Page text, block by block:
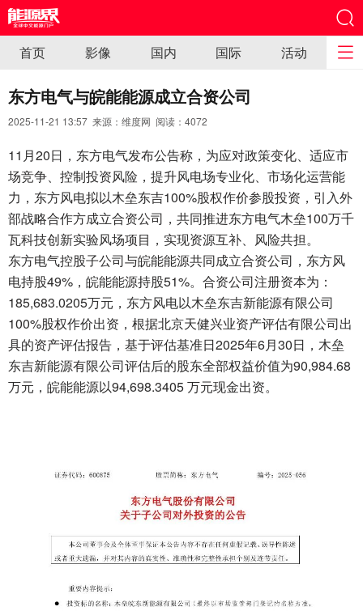
首页 影像 国内 国际 活动
东方电气与皖能能源成立合资公司
2025-11-21 13:57 来源：维度网 阅读： 4072
11月20日，东方电气发布公告称，为应对政策变化、适应市
场竞争、控制投资风险，提升风电场专业化、市场化运营能
力，东方风电拟以木垒东吉100%股权作价参股投资，引入外
部战略合作方成立合资公司，共同推进东方电气木垒100万千
瓦科技创新实验风场项目，实现资源互补、风险共担。
东方电气控股子公司与皖能能源共同成立合资公司，东方风
电持股49%，皖能能源持股51%。合资公司注册资本为：
185,683.0205万元，东方风电以木垒东吉新能源有限公司
100%股权作价出资，根据北京天健兴业资产评估有限公司出
具的资产评估报告，基于评估基准日2025年6月30日，木垒
东吉新能源有限公司评估后的股东全部权益价值为90,984.68
万元，皖能能源以94,698.3405 万元现金出资。